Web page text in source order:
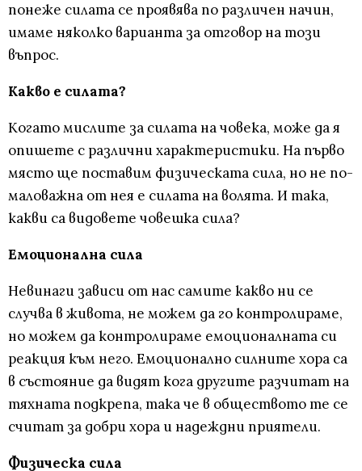
понеже силата се проявява по различен начин,
имаме няколко варианта за отговор на този
въпрос.
Какво е силата?
Когато мислите за силата на човека, може да я
опишете с различни характеристики. На първо
място ще поставим физическата сила, но не по-
маловажна от нея е силата на волята. И така,
какви са видовете човешка сила?
Емоционална сила
Невинаги зависи от нас самите какво ни се
случва в живота, не можем да го контролираме,
но можем да контролираме емоционалната си
реакция към него. Емоционално силните хора са
в състояние да видят кога другите разчитат на
тяхната подкрепа, така че в обществото те се
считат за добри хора и надеждни приятели.
Физическа сила